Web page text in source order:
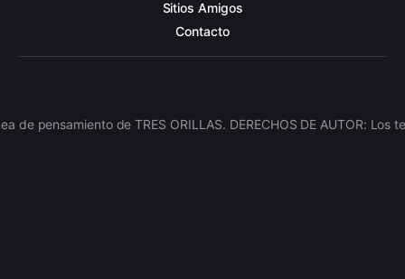
Sitios Amigos
Contacto
pensamiento de TRES ORILLAS. DERECHOS DE